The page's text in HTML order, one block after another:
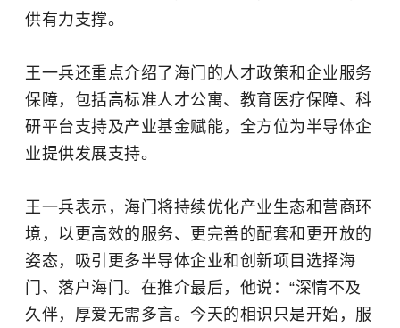
供有力支撑。
王一兵还重点介绍了海门的人才政策和企业服务
保障，包括高标准人才公寓、教育医疗保障、科
研平台支持及产业基金赋能，全方位为半导体企
业提供发展支持。
王一兵表示，海门将持续优化产业生态和营商环
境，以更高效的服务、更完善的配套和更开放的
姿态，吸引更多半导体企业和创新项目选择海
门、落户海门。在推介最后，他说：“深情不及
久伴，厚爱无需多言。今天的相识只是开始，服